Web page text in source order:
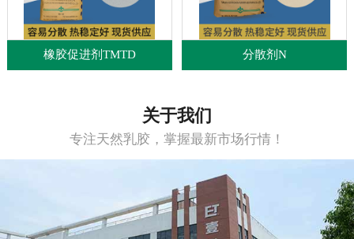
橡胶促进剂TMTD 分散剂N
关于我们
专注天然乳胶，掌握最新市场行情！